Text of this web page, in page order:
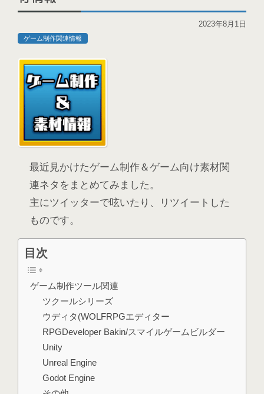
2023年8月1日
ゲーム制作関連情報
最近見かけたゲーム制作＆ゲーム向け素材関
連ネタをまとめてみました。
主にツイッターで呟いたり、リツイートした
ものです。
目次
ゲーム制作ツール関連
ツクールシリーズ
ウディタ(WOLFRPGエディター
RPGDeveloper Bakin/スマイルゲームビルダー
Unity
Unreal Engine
Godot Engine